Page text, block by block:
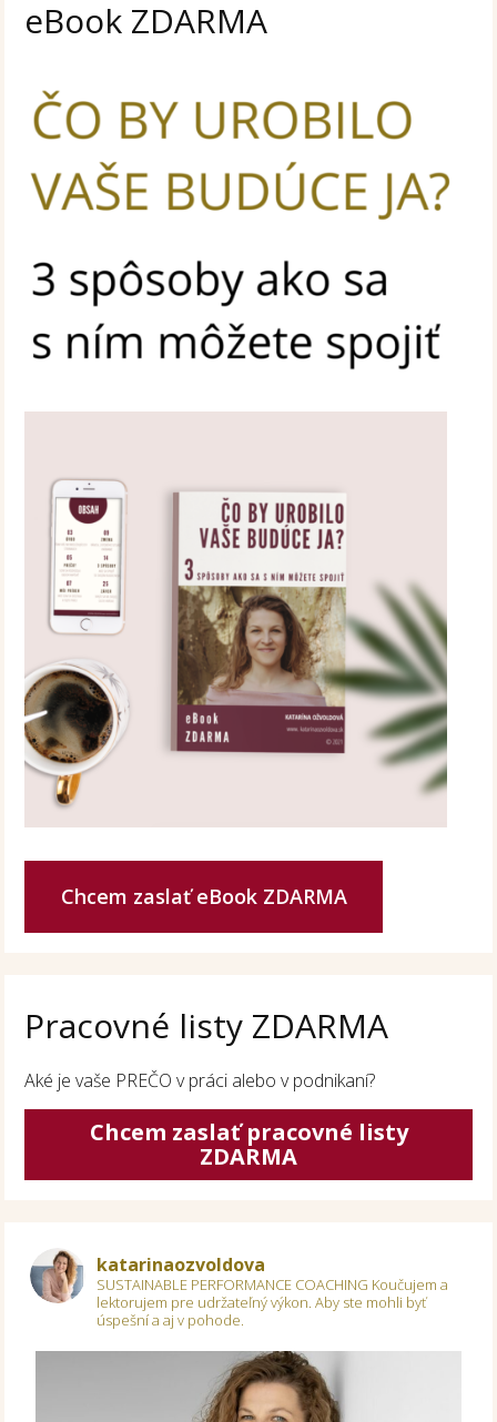
eBook ZDARMA
Chcem zaslať eBook ZDARMA
Pracovné listy ZDARMA
Aké je vaše PREČO v práci alebo v podnikaní?
Chcem zaslať pracovné listy
ZDARMA
katarinaozvoldova
SUSTAINABLE PERFORMANCE COACHING Koučujem a
lektorujem pre udržateľný výkon.Aby ste mohli byť
úspešní a aj v pohode.